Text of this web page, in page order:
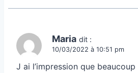
Maria dit :
10/03/2022 à 10:51 pm
J ai l’impression que